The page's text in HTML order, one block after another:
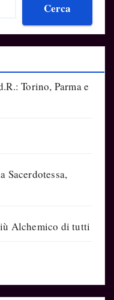
Cerca
Torino, Parma e
Alchemico di tutti